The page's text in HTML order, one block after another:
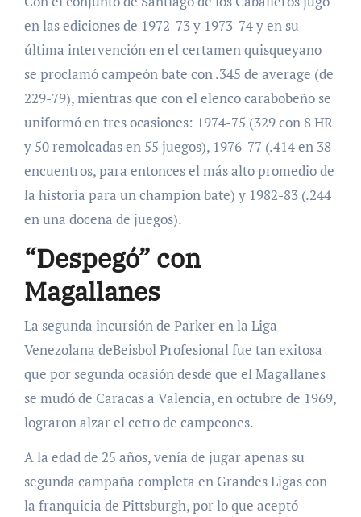
en las ediciones de 1972-73 y 1973-74 y en su
última intervención en el certamen quisqueyano
se proclamó campeón bate con .345 de average (de
229-79), mientras que con el elenco carabobeño se
uniformó en tres ocasiones: 1974-75 (329 con 8 HR
y 50 remolcadas en 55 juegos), 1976-77 (.414 en 38
encuentros, para entonces el más alto promedio de
la historia para un champion bate) y 1982-83 (.244
en una docena de juegos).
“Despegó” con
Magallanes
La segunda incursión de Parker en la Liga
Venezolana deBeisbol Profesional fue tan exitosa
que por segunda ocasión desde que el Magallanes
se mudó de Caracas a Valencia, en octubre de 1969,
lograron alzar el cetro de campeones.
A la edad de 25 años, venía de jugar apenas su
segunda campaña completa en Grandes Ligas con
la franquicia de Pittsburgh, por lo que aceptó